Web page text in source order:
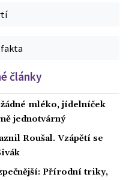
fakta
články
mléko, jídelníček
jednotvárný
Roušal. Vzápětí se
Přírodní triky,